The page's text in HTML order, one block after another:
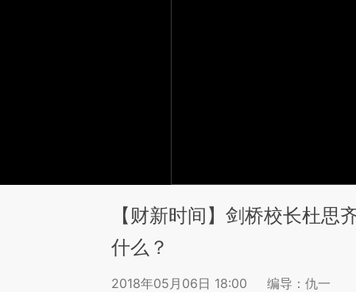
【财新时间】剑桥校长杜思
什么？
2018年05月06日 18:00
编导：仇一